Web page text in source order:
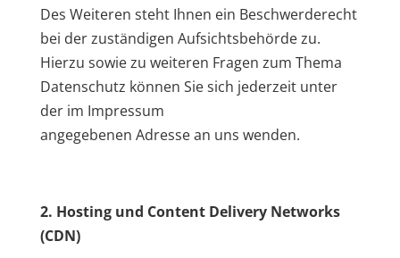
Des Weiteren steht Ihnen ein Beschwerderecht
bei der zuständigen Aufsichtsbehörde zu.
Hierzu sowie zu weiteren Fragen zum Thema
Datenschutz können Sie sich jederzeit unter
der im Impressum
angegebenen Adresse an uns wenden.
2. Hosting und Content Delivery Networks
(CDN)